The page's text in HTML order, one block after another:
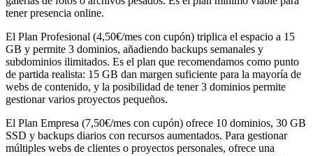
tener presencia online.
El Plan Profesional (4,50€/mes con cupón) triplica el espacio a 15
GB y permite 3 dominios, añadiendo backups semanales y
subdominios ilimitados. Es el plan que recomendamos como punto
de partida realista: 15 GB dan margen suficiente para la mayoría de
webs de contenido, y la posibilidad de tener 3 dominios permite
gestionar varios proyectos pequeños.
El Plan Empresa (7,50€/mes con cupón) ofrece 10 dominios, 30 GB
SSD y backups diarios con recursos aumentados. Para gestionar
múltiples webs de clientes o proyectos personales, ofrece una